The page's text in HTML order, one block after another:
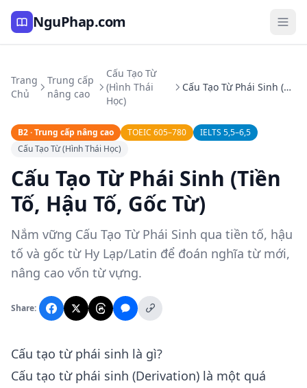
NguPhap.com
Trang
Chủ
Trung cấp
nâng cao
Cấu Tạo Từ
(Hình Thái
Học)
Cấu Tạo Từ Phái Sinh (Tiền Tố, Hậu Tố, Gốc Từ)
B2 · Trung cấp nâng cao TOEIC 605–780
IELTS 5,5–6,5
Cấu Tạo Từ (Hình Thái Học)
Cấu Tạo Từ Phái Sinh (Tiền
Tố, Hậu Tố, Gốc Từ)
Nắm vững Cấu Tạo Từ Phái Sinh qua tiền tố, hậu
tố và gốc từ Hy Lạp/Latin để đoán nghĩa từ mới,
nâng cao vốn từ vựng.
Share:
Cấu tạo từ phái sinh là gì?
Cấu tạo từ phái sinh (Derivation) là một quá